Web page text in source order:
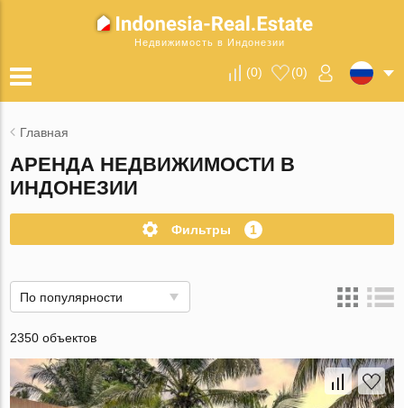
Недвижимость в Индонезии
(0) (0)
Главная
АРЕНДА НЕДВИЖИМОСТИ В
ИНДОНЕЗИИ
Фильтры 1
По популярности
2350 объектов